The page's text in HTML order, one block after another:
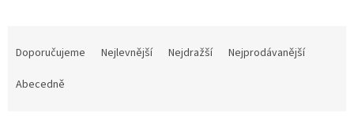
Doporučujeme Nejlevnější Nejdražší
Nejprodávanější
Abecedně